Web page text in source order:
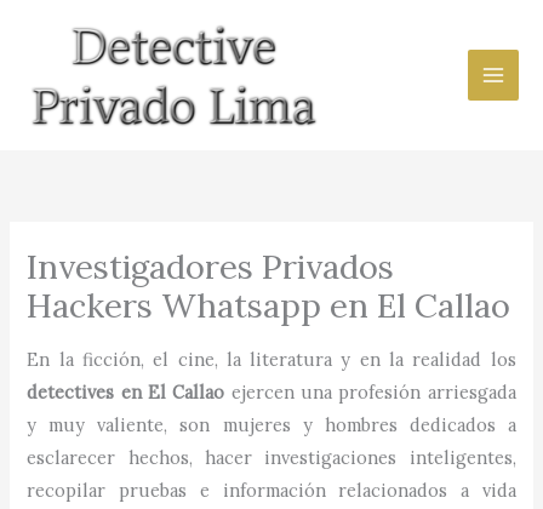
contenido
Investigadores Privados
Hackers Whatsapp en El Callao
En la ficción, el cine, la literatura y en la realidad los
detectives en El Callao ejercen una profesión arriesgada
y muy valiente, son mujeres y hombres dedicados a
esclarecer hechos, hacer investigaciones inteligentes,
recopilar pruebas e información relacionados a vida